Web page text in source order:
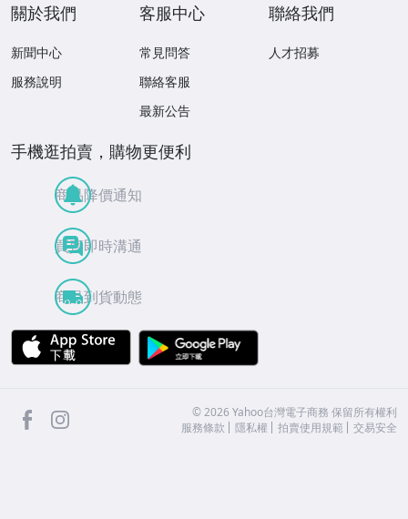
關於我們
新聞中心
服務說明
客服中心
常見問答
聯絡客服
最新公告
聯絡我們
人才招募
手機逛拍賣，購物更便利
商品降價通知
買賣即時溝通
商品到貨動態
APP Store
facebook ©2026 Yahoo台灣電子商務 保留所有權利
服務條款
隱私權 拍賣使用規範 交易安全